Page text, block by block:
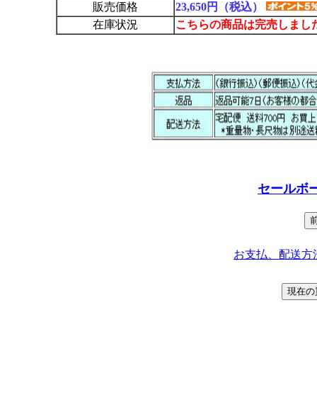
販売価格
23,650円（税込）
在庫状況
こちらの商品は完売しまし
セールボ
お支払、配送方